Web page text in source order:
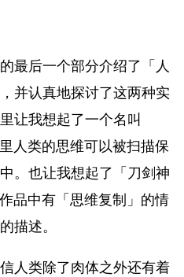
最后一个部分介绍了「人
并认真地探讨了这两种实
让我想起了一个名叫
人类的思维可以被扫描保
。也让我想起了「刀剑神
品中有「思维复制」的情
描述。
人类除了肉体之外还有着